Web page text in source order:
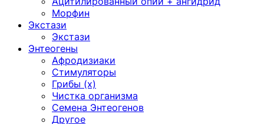
Морфин
Экстази
Экстази
Энтеогены
Афродизиаки
Стимуляторы
Грибы (х)
Чистка организма
Семена Энтеогенов
Другое